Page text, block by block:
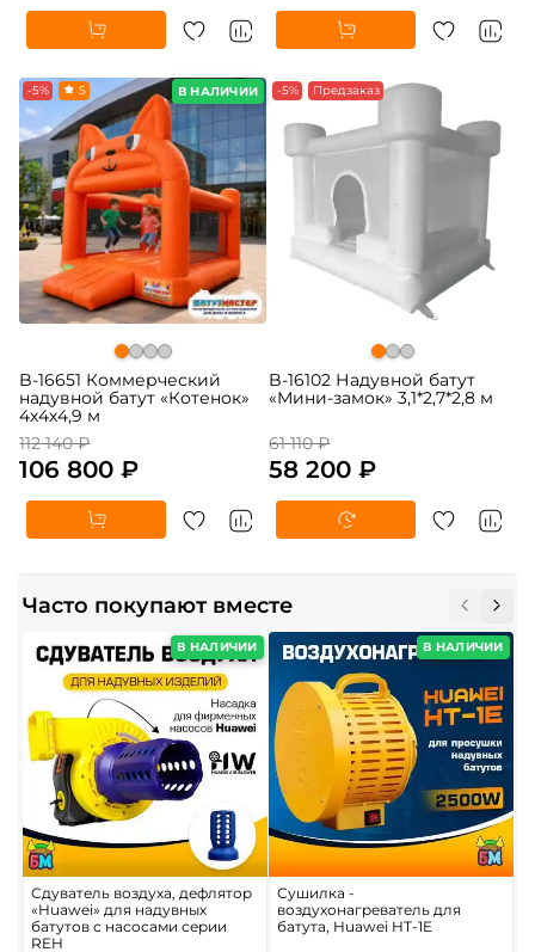
В НАЛИЧИИ
-5% 5
B-16651 Коммерческий
надувной батут «Котенок»
4х4х4,9 м
112 140 ₽
106 800 ₽
-5% Предзаказ
B-16102 Надувной батут
«Мини-замок» 3,1*2,7*2,8 м
61 110 ₽
58 200 ₽
Часто покупают вместе
В НАЛИЧИИ
Сдуватель воздуха, дефлятор
«Huawei» для надувных
батутов с насосами серии
REH
В НАЛИЧИИ
Сушилка -
воздухонагреватель для
батута, Huawei HT-1E